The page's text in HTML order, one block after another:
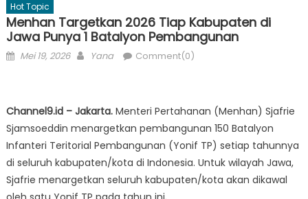
Hot Topic
Menhan Targetkan 2026 Tiap Kabupaten di
Jawa Punya 1 Batalyon Pembangunan
Posted
Mei 19, 2026 Author
Yana Comment(0)
Channel9.id – Jakarta.Menteri Pertahanan (Menhan) Sjafrie
Sjamsoeddin menargetkan pembangunan 150 Batalyon
Infanteri Teritorial Pembangunan (Yonif TP) setiap tahunnya
di seluruh kabupaten/kota di Indonesia. Untuk wilayah Jawa,
Sjafrie menargetkan seluruh kabupaten/kota akan dikawal